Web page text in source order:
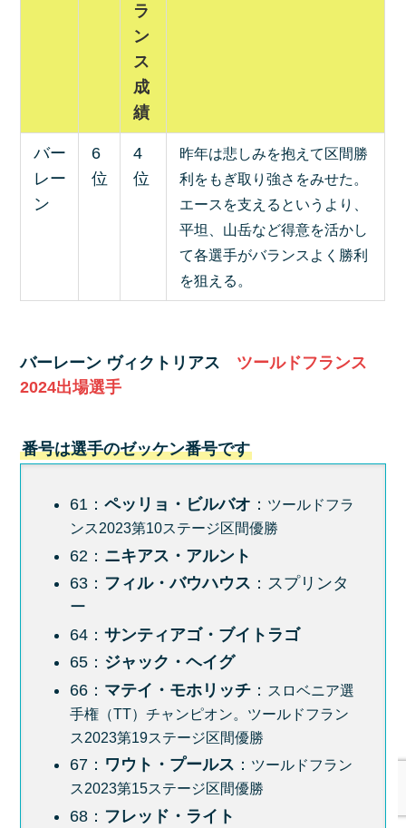
ラ
ン
ス
成
績
バー
レー
ン
6
位
4
位
昨年は悲しみを抱えて区間勝
利をもぎ取り強さをみせた。
エースを支えるというより、
平坦、山岳など得意を活かし
て各選手がバランスよく勝利
を狙える。
バーレーン ヴィクトリアス ツールドフランス
2024出場選手
番号は選手のゼッケン番号です
61：ペッリョ・ビルバオ ： ツールドフラ
ンス2023第10ステージ区間優勝
62： ニキアス・アルント
63： フィル・バウハウス ：スプリンタ
ー
64：サンティアゴ・ブイトラゴ
65： ジャック・ヘイグ
66： マテイ・モホリッチ ： スロベニア選
手権（TT）チャンピオン。ツールドフラン
ス2023第19ステージ区間優勝
67： ワウト・プールス ： ツールドフラン
ス2023第15ステージ区間優勝
68： フレッド・ライト